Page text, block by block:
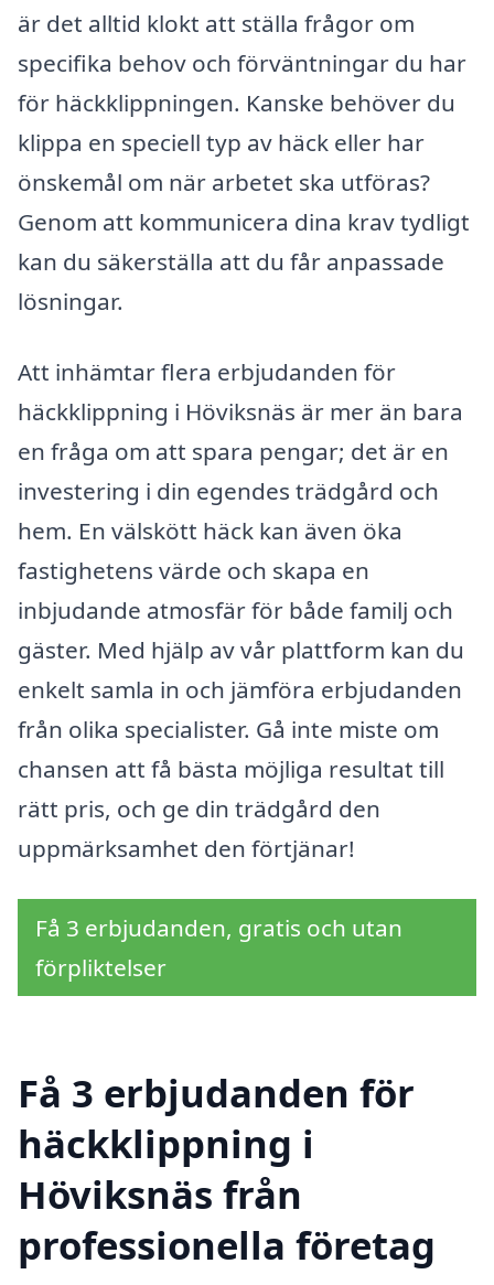
är det alltid klokt att ställa frågor om
specifika behov och förväntningar du har
för häckklippningen. Kanske behöver du
klippa en speciell typ av häck eller har
önskemål om när arbetet ska utföras?
Genom att kommunicera dina krav tydligt
kan du säkerställa att du får anpassade
lösningar.
Att inhämtar flera erbjudanden för
häckklippning i Höviksnäs är mer än bara
en fråga om att spara pengar; det är en
investering i din egendes trädgård och
hem. En välskött häck kan även öka
fastighetens värde och skapa en
inbjudande atmosfär för både familj och
gäster. Med hjälp av vår plattform kan du
enkelt samla in och jämföra erbjudanden
från olika specialister. Gå inte miste om
chansen att få bästa möjliga resultat till
rätt pris, och ge din trädgård den
uppmärksamhet den förtjänar!
Få 3 erbjudanden, gratis och utan
förpliktelser
Få 3 erbjudanden för
häckklippning i
Höviksnäs från
professionella företag